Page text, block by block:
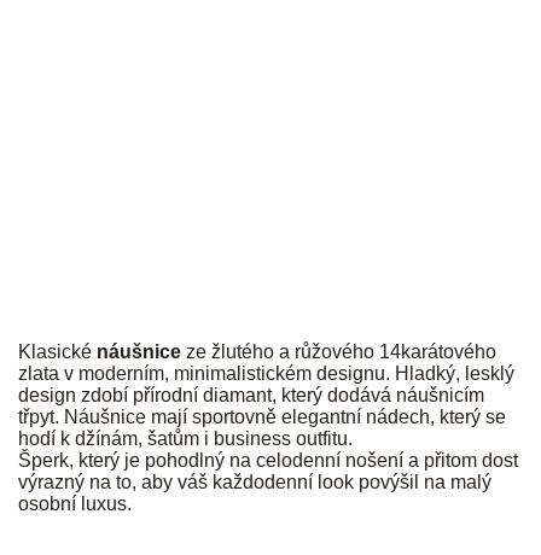
Klasické náušnice ze žlutého a růžového 14karátového
zlata v moderním, minimalistickém designu. Hladký, lesklý
design zdobí přírodní diamant, který dodává náušnicím
třpyt. Náušnice mají sportovně elegantní nádech, který se
hodí k džínám, šatům i business outfitu.
Šperk, který je pohodlný na celodenní nošení a přitom dost
výrazný na to, aby váš každodenní look povýšil na malý
osobní luxus.